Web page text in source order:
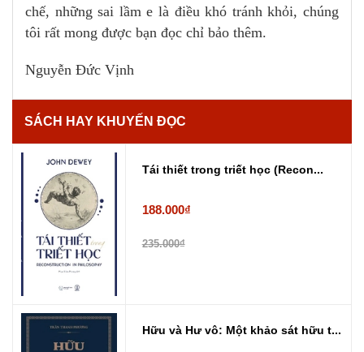
chế, những sai lầm e là điều khó tránh khỏi, chúng
tôi rất mong được bạn đọc chỉ bảo thêm.
Nguyễn Đức Vịnh
SÁCH HAY KHUYẾN ĐỌC
Tái thiết trong triết học (Recon...
188.000₫
235.000₫
Hữu và Hư vô: Một khảo sát hữu t...